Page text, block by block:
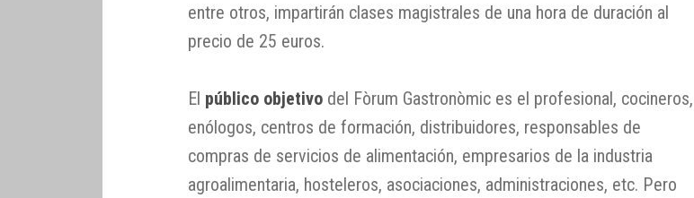
entre otros, impartirán clases magistrales de una hora de duración al
precio de 25 euros.
El público objetivo del Fòrum Gastronòmic es el profesional, cocineros,
enólogos, centros de formación, distribuidores, responsables de
compras de servicios de alimentación, empresarios de la industria
agroalimentaria, hosteleros, asociaciones, administraciones, etc. Pero